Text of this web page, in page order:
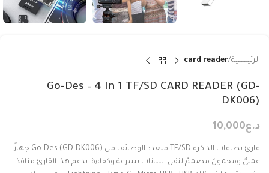
الرئيسية card reader
Go-Des – 4 In 1 TF/SD CARD READER (GD-
DK006)
د.ع10,000
قارئ بطاقات الذاكرة TF/SD متعدد الوظائف من Go-Des (GD-DK006) جهازٌ
عمليٌّ ومحمولٌ مصممٌ لنقل البيانات بسرعة وكفاءة. يدعم هذا القارئ منافذ